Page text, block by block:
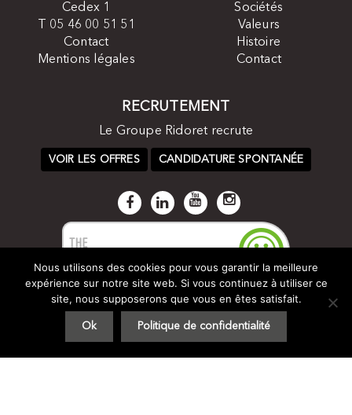
Cedex 1
T 05 46 00 51 51
Contact
Mentions légales
Sociétés
Valeurs
Histoire
Contact
RECRUTEMENT
Le Groupe Ridoret recrute
VOIR LES OFFRES CANDIDATURE SPONTANÉE
Nous utilisons des cookies pour vous garantir la meilleure
expérience sur notre site web. Si vous continuez à utiliser ce
site, nous supposerons que vous en êtes satisfait.
Ok Politique de confidentialité